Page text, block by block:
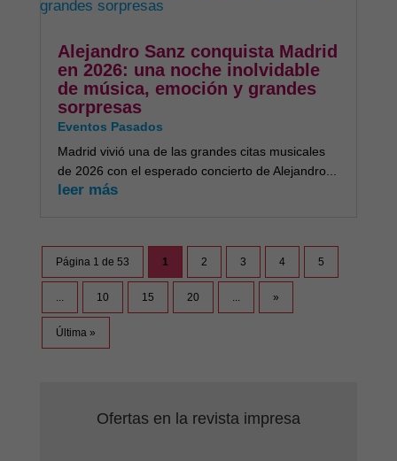
Alejandro Sanz conquista Madrid
en 2026: una noche inolvidable
de música, emoción y grandes
sorpresas
Eventos Pasados
Madrid vivió una de las grandes citas musicales
de 2026 con el esperado concierto de Alejandro...
leer más
Página 1 de 53 1 2 3 4 5
... 10 15 20 ... »
Última »
Ofertas en la revista impresa